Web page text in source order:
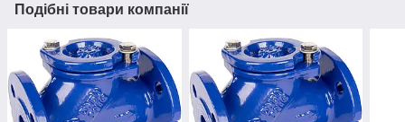
Подібні товари компанії